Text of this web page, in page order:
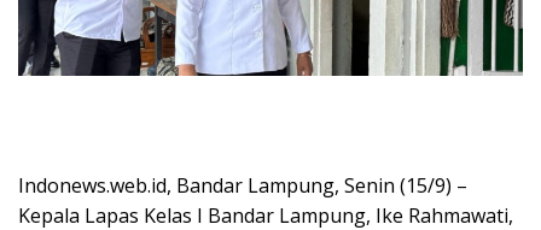
Indonews.web.id, Bandar Lampung, Senin (15/9) –
Kepala Lapas Kelas I Bandar Lampung, Ike Rahmawati,